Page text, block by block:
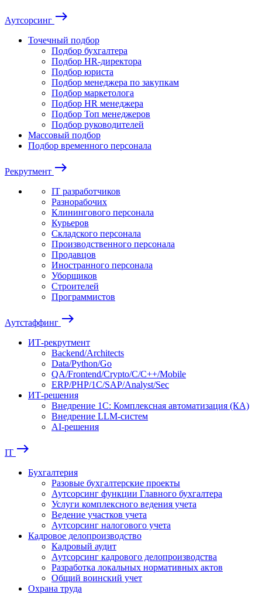
Аутсорсинг east
Точечный подбор
Подбор бухгалтера
Подбор HR-директора
Подбор юриста
Подбор менеджера по закупкам
Подбор маркетолога
Подбор HR менеджера
Подбор Топ менеджеров
Подбор руководителей
Массовый подбор
Подбор временного персонала
Рекрутмент east
IT разработчиков
Разнорабочих
Клинингового персонала
Курьеров
Складского персонала
Производственного персонала
Продавцов
Иностранного персонала
Уборщиков
Строителей
Программистов
Аутстаффинг east
ИТ-рекрутмент
Backend/Architects
Data/Python/Go
QA/Frontend/Crypto/C/C++/Mobile
ERP/PHP/1C/SAP/Analyst/Sec
ИТ-решения
Внедрение 1С: Комплексная автоматизация (КА)
Внедрение LLM-систем
AI-решения
IT east
Бухгалтерия
Разовые бухгалтерские проекты
Аутсорсинг функции Главного бухгалтера
Услуги комплексного ведения учета
Ведение участков учета
Аутсорсинг налогового учета
Кадровое делопроизводство
Кадровый аудит
Аутсорсинг кадрового делопроизводства
Разработка локальных нормативных актов
Общий воинский учет
Охрана труда